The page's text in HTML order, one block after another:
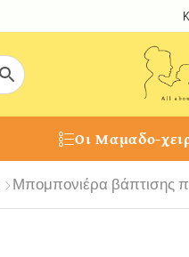
Οι Μαμαδο-
Μπομπονιέρα βάπτισης